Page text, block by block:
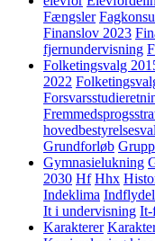
Fængsler
Finanslov 2023
fjernundervisning
Folketingsvalg
2022
Grundforløb
Gymnasielukning
2030 Hf Hhx
Indeklima
It i undervisning It-
Karakterer